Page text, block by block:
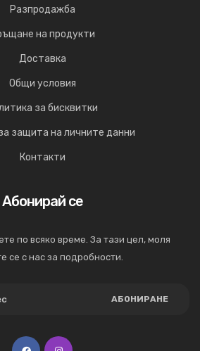
Разпродажба
на продукти
Доставка
Общи условия
за бисквитки
защита на личните данни
Контакти
Абонирай се
по всяко време. За тази цел, моля
се с нас за подробности.
АБОНИРАНЕ